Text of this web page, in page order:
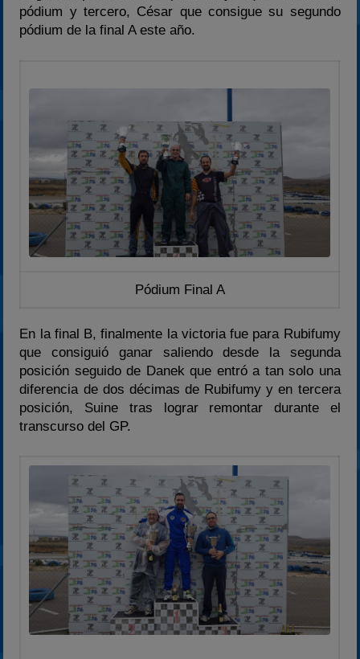
Preguntas Frecuentes
pódium y tercero, César que consigue su segundo
pódium de la final A este año.
Pódium Final A
En la final B, finalmente la victoria fue para Rubifumy
que consiguió ganar saliendo desde la segunda
posición seguido de Danek que entró a tan solo una
diferencia de dos décimas de Rubifumy y en tercera
posición, Suine tras lograr remontar durante el
transcurso del GP.